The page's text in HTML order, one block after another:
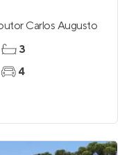
Carlos Augusto
3
4